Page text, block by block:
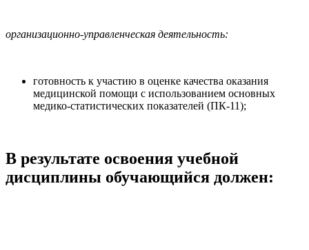
организационно-управленческая деятельность:
готовность к участию в оценке качества оказания
медицинской помощи с использованием основных
медико-статистических показателей (ПК-11);
В результате освоения учебной
дисциплины обучающийся должен: